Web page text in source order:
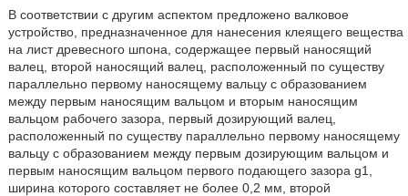
В соответствии с другим аспектом предложено валковое
устройство, предназначенное для нанесения клеящего вещества
на лист древесного шпона, содержащее первый наносящий
валец, второй наносящий валец, расположенный по существу
параллельно первому наносящему вальцу с образованием
между первым наносящим вальцом и вторым наносящим
вальцом рабочего зазора, первый дозирующий валец,
расположенный по существу параллельно первому наносящему
вальцу с образованием между первым дозирующим вальцом и
первым наносящим вальцом первого подающего зазора g1,
ширина которого составляет не более 0,2 мм, второй